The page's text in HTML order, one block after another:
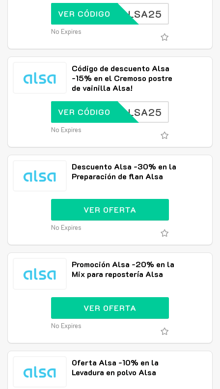
ALSA25
VER CÓDIGO
No Expires
Código de descuento Alsa
-15% en el Cremoso postre
de vainilla Alsa!
ALSA25
VER CÓDIGO
No Expires
Descuento Alsa -30% en la
Preparación de flan Alsa
VER OFERTA
No Expires
Promoción Alsa -20% en la
Mix para repostería Alsa
VER OFERTA
No Expires
Oferta Alsa -10% en la
Levadura en polvo Alsa